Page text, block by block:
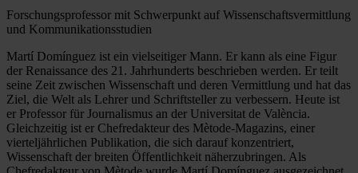
Forschungsprofessor mit Schwerpunkt auf Wissenschaftsvermittlung
und Kommunikationsstudien
Martí Domínguez ist ein vielseitiger Mann. Er kann als eine Figur
der Renaissance des 21. Jahrhunderts beschrieben werden. Er teilt
seine Zeit zwischen Wissenschaft und deren Vermittlung und hat das
Ziel, die Welt als Lehrer und Schriftsteller zu verbessern. Heute ist
er Professor für Journalismus an der Universitat de València.
Gleichzeitig ist er Chefredakteur des Mètode-Magazins, einer
vierteljährlichen Publikation, die sich darauf konzentriert,
Wissenschaft der breiten Öffentlichkeit näherzubringen. Als